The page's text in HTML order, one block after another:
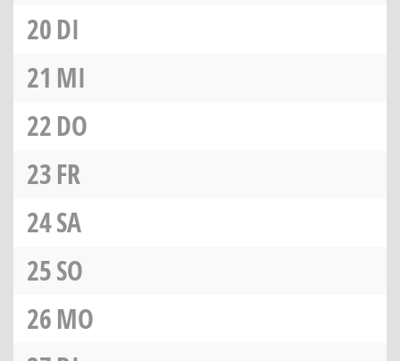
20DI
21 MI
22DO
23FR
24SA
25SO
26MO